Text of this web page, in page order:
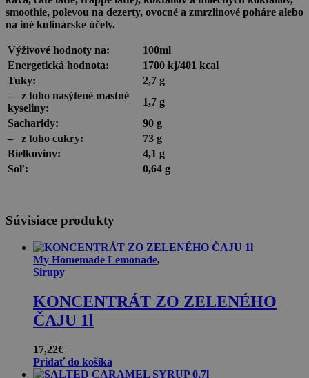
smoothie, polevou na dezerty, ovocné a zmrzlinové poháre alebo
na iné kulinárske účely.
Výživové hodnoty na:
100ml
Energetická hodnota:
1700 kj/401 kcal
Tuky:
2,7 g
– z toho nasýtené mastné
kyseliny:
1,7 g
Sacharidy:
90 g
– z toho cukry:
73 g
Bielkoviny:
4,1 g
Soľ:
0,64 g
Súvisiace produkty
My Homemade Lemonade,
Sirupy
KONCENTRÁT ZO ZELENÉHO
ČAJU 1l
17,22€
Pridať do košíka